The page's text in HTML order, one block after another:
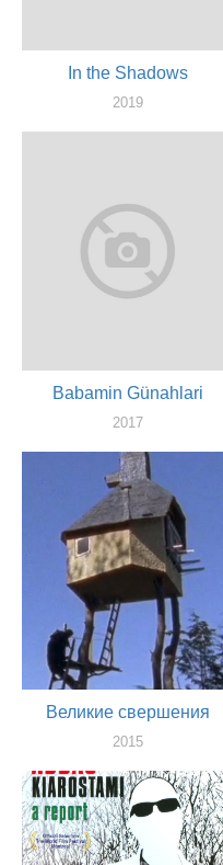
In the Shadows
2019
Babamin Günahlari
2017
Великие свершения
2015